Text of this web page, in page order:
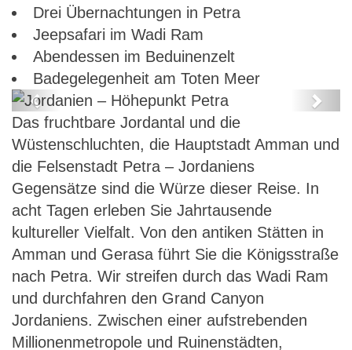
Drei Übernachtungen in Petra
Jeepsafari im Wadi Ram
Abendessen im Beduinenzelt
Badegelegenheit am Toten Meer
Jordanien – Höhepunkt Petra
Previous
Next
Das fruchtbare Jordantal und die
Wüstenschluchten, die Hauptstadt Amman und
die Felsenstadt Petra – Jordaniens
Gegensätze sind die Würze dieser Reise. In
acht Tagen erleben Sie Jahrtausende
kultureller Vielfalt. Von den antiken Stätten in
Amman und Gerasa führt Sie die Königsstraße
nach Petra. Wir streifen durch das Wadi Ram
und durchfahren den Grand Canyon
Jordaniens. Zwischen einer aufstrebenden
Millionenmetropole und Ruinenstädten,